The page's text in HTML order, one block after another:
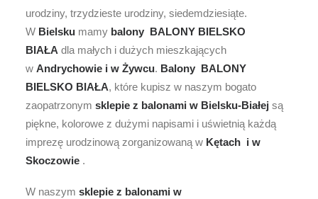
urodziny, trzydzieste urodziny, siedemdziesiąte.
W Bielsku mamy balony BALONY BIELSKO
BIAŁA dla małych i dużych mieszkających
w Andrychowie i w Żywcu. Balony BALONY
BIELSKO BIAŁA, które kupisz w naszym bogato
zaopatrzonym sklepie z balonami w Bielsku-Białej są
piękne, kolorowe z dużymi napisami i uświetnią każdą
imprezę urodzinową zorganizowaną w Kętach i w
Skoczowie .
W naszym sklepie z balonami w